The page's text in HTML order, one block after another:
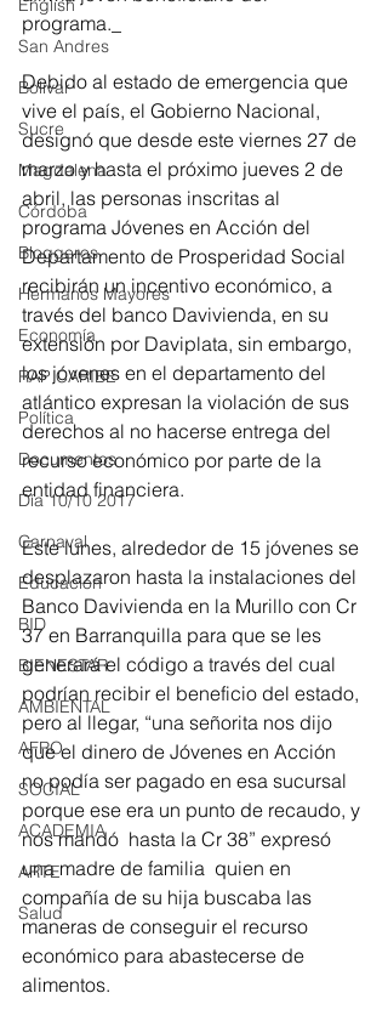
English
San Andres
Bolívar
Sucre
Magdalena
Córdoba
Bloggeros
Hermanos Mayores
Economía
RAP CARIBE
Política
Documentos
Día 10/10 2017
Carnaval
Educación
BID
BIENESTAR
AMBIENTAL
AFRO
SOCIAL
ACADEMIA
ARTE
Salud
programa._
Debido al estado de emergencia que
vive el país, el Gobierno Nacional,
designó que desde este viernes 27 de
marzo y hasta el próximo jueves 2 de
abril, las personas inscritas al
programa Jóvenes en Acción del
Departamento de Prosperidad Social
recibirán un incentivo económico, a
través del banco Davivienda, en su
extensión por Daviplata, sin embargo,
los jóvenes en el departamento del
atlántico expresan la violación de sus
derechos al no hacerse entrega del
recurso económico por parte de la
entidad financiera.
Este lunes, alrededor de 15 jóvenes se
desplazaron hasta la instalaciones del
Banco Davivienda en la Murillo con Cr
37 en Barranquilla para que se les
generará el código a través del cual
podrían recibir el beneficio del estado,
pero al llegar, “una señorita nos dijo
que el dinero de Jóvenes en Acción
no podía ser pagado en esa sucursal
porque ese era un punto de recaudo, y
nos mandó  hasta la Cr 38” expresó
una madre de familia  quien en
compañía de su hija buscaba las
maneras de conseguir el recurso
económico para abastecerse de
alimentos.